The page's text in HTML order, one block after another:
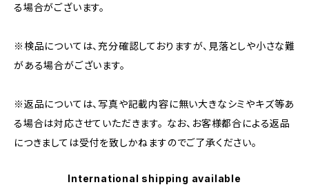
る場合がございます。
※検品については、充分確認しておりますが、見落としや小さな難
がある場合がございます。
※返品については、写真や記載内容に無い大きなシミやキズ等あ
る場合は対応させていただきます。 なお、お客様都合による返品
につきましては受付を致しかねますのでご了承ください。
International shipping available